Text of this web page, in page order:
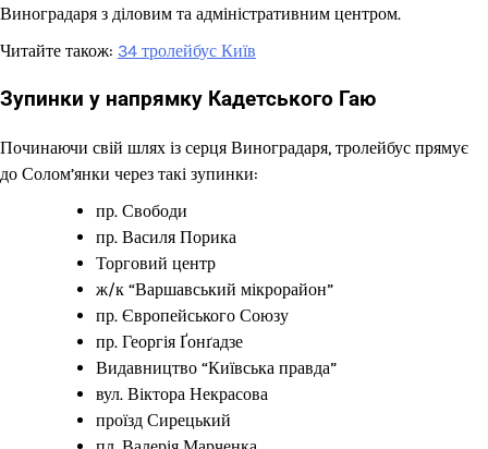
Виноградаря з діловим та адміністративним центром.
Читайте також: 34 тролейбус Київ
Зупинки у напрямку Кадетського Гаю
Починаючи свій шлях із серця Виноградаря, тролейбус прямує
до Солом’янки через такі зупинки:
пр. Свободи
пр. Василя Порика
Торговий центр
ж/к “Варшавський мікрорайон”
пр. Європейського Союзу
пр. Георгія Ґонґадзе
Видавництво “Київська правда”
вул. Віктора Некрасова
проїзд Сирецький